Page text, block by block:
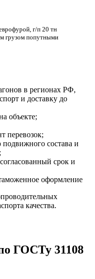
г/п 20 тн
грузом попутными
в регионах РФ,
и доставку до
объекте;
перевозок;
подвижного состава и
срок и
оформление
качества.
ГОСТу 31108